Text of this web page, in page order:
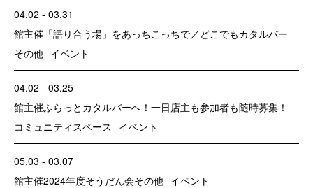
04.02 - 03.31
館主催 「語り合う場」をあっちこっちで／どこでもカタルバー
その他 イベント
04.02 - 03.25
館主催ふらっとカタルバーへ！一日店主も参加者も随時募集！
コミュニティスペース
イベント
05.03 - 03.07
館主催2024年度そうだん会その他 イベント